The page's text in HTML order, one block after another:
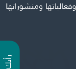
ر
أ
ي
ك
ومنشوراتها